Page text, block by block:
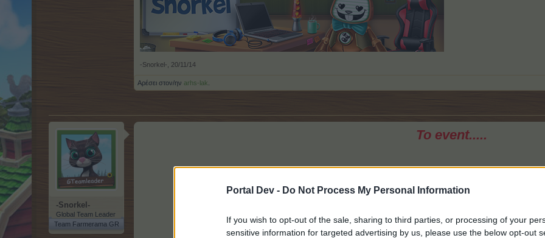
Portal Dev - Do Not Process My Personal Information
If you wish to opt-out of the sale, sharing to third parties, or processing of your
sensitive information for targeted advertising by us, please use the below opt-out
-Snorkel- 20/11/14
Αρέσει στον/ην arhs-lak
-Snorkel-
Global Team Leader
Team Farmerama GR
To event.....
Καντε κλικ στο + για να παραδώσετε τα απαιτούμενα προίοντα